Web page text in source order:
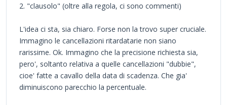
2. "clausolo" (oltre alla regola, ci sono commenti)
L'idea ci sta, sia chiaro. Forse non la trovo super cruciale.
Immagino le cancellazioni ritardatarie non siano
rarissime. Ok. Immagino che la precisione richiesta sia,
pero', soltanto relativa a quelle cancellazioni "dubbie",
cioe' fatte a cavallo della data di scadenza. Che gia'
diminuiscono parecchio la percentuale.